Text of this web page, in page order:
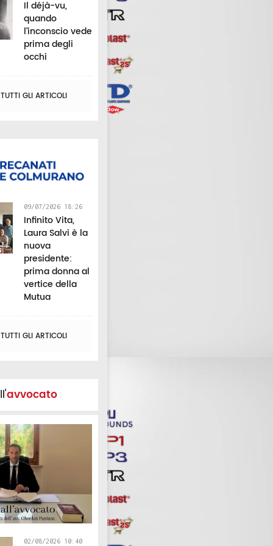
Il déjà-vu,
quando
l’inconscio vede
prima degli
occhi
GLI ARTICOLI
09/07/2026 18:26
Infinito Vita,
Laura Salvi è la
nuova
presidente:
prima donna al
vertice della
Mutua
GLI ARTICOLI
avvocato
02/08/2026 10:40